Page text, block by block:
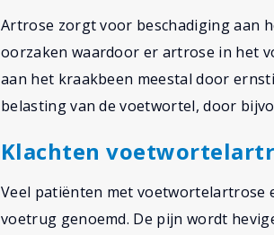
Artrose zorgt voor beschadiging aan
oorzaken waardoor er artrose in het
aan het kraakbeen meestal door
belasting van de voetwortel, door
Klachten
Veel patiënten met voetwortelartrose
voetrug genoemd. De pijn wordt